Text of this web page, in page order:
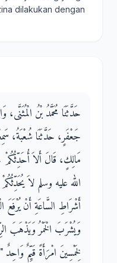
dilakukan dengan
حَدَّثَنَا مُحَمَّدُ بْنُ الْمُثَنَّى،
جَعْفَرٍ، حَدَّثَنَا شُعْبَةُ،
مَالِكٍ، قَالَ أَلاَ
الله عليه وسلم لاَ
أَشْرَاطِ السَّاعَةِ أَنْ يُرْفَعَ
وَيُشْرَبَ الْخَمْرُ وَيَذْهَبَ
لِخَمْسِينَ امْرَأَةً قَيِّمٌ